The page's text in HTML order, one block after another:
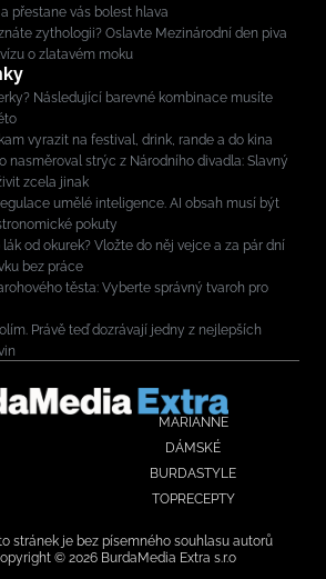
přestane vás bolest hlava
zythologii? Oslavte Mezinárodní den piva
o zlatavém moku
Následující barevné kombinace musíte
vyrazit na festival, drink, rande a do kina
nasměroval strýc z Národního divadla: Slavný
zcela jinak
umělé inteligence. AI obsah musí být
pokuty
od okurek? Vložte do něj vejce a za pár dní
bez práce
těsta: Vyberte správný tvaroh pro
Právě teď dozrávají jedny z nejlepších
MARIANNE
DÁMSKÉ
BURDASTYLE
TOPRECEPTY
stránek je bez písemného souhlasu autorů
© 2026 BurdaMedia Extra s.r.o